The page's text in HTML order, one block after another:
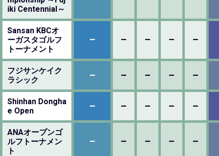
iki Centennial～
Sansan KBCオ
ーガスタゴルフ
トーナメント
– – – – –
フジサンケイク
ラシック
– – – – –
Shinhan Dongha
e Open
– – – – –
ANAオープンゴ
ルフトーナメン
ト
– – – – –